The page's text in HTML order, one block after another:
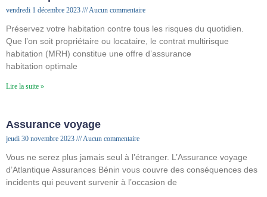
vendredi 1 décembre 2023 Aucun commentaire
Préservez votre habitation contre tous les risques du quotidien.
Que l’on soit propriétaire ou locataire, le contrat multirisque
habitation (MRH) constitue une offre d’assurance
habitation optimale
Lire la suite »
Assurance voyage
jeudi 30 novembre 2023 Aucun commentaire
Vous ne serez plus jamais seul à l’étranger. L’Assurance voyage
d’Atlantique Assurances Bénin vous couvre des conséquences des
incidents qui peuvent survenir à l’occasion de